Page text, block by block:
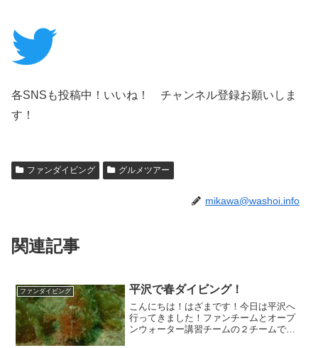
各SNSも投稿中！いいね！ チャンネル登録お願いしま
す！
ファンダイビング グルメツアー
mikawa@washoi.info
関連記事
ファンダイビング 平沢で春ダイビング！
こんにちは！はざまです！今日は平沢へ
行ってきました！ファンチームとオープ
ンウォーター講習チームの２チームで行